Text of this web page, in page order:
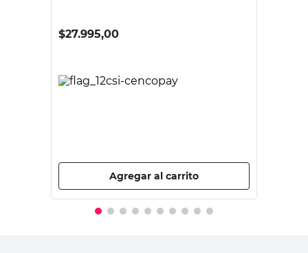
$27.995,00
Agregar al carrito